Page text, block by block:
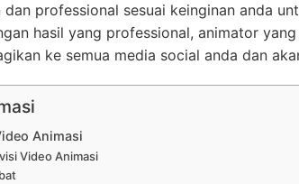
dan professional sesuai keinginan anda
hasil yang professional, animator
ke semua media social anda dan
Animasi
Video Animasi